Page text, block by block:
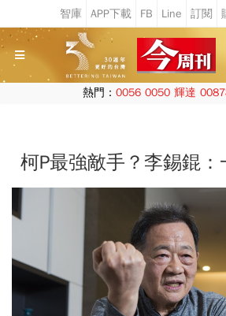
熱門： 0056 0050 輝達
柯P最強敵手？李錫錕